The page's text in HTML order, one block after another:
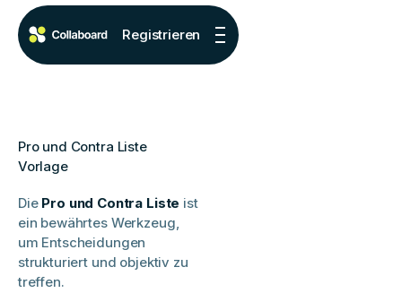
Registrieren
Pro und Contra Liste
Vorlage
Die Pro und Contra Liste ist
ein bewährtes Werkzeug,
um Entscheidungen
strukturiert und objektiv zu
treffen.